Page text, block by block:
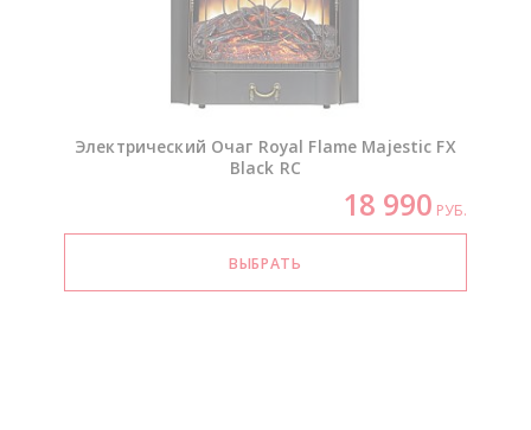
Электрический Очаг Royal Flame Majestic FX
Black RC
18 990 РУБ.